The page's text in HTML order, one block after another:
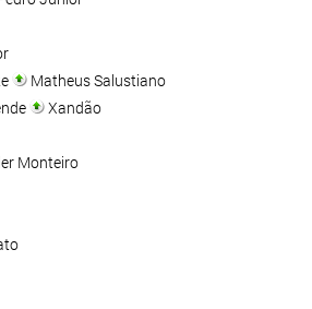
Matheus Salustiano
Xandão
Monteiro